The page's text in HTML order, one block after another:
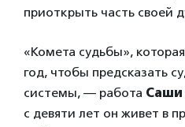
приоткрыть часть своей
«Комета судьбы»,
год, чтобы предсказать
системы, — работа Саши
с девяти лет он живет в